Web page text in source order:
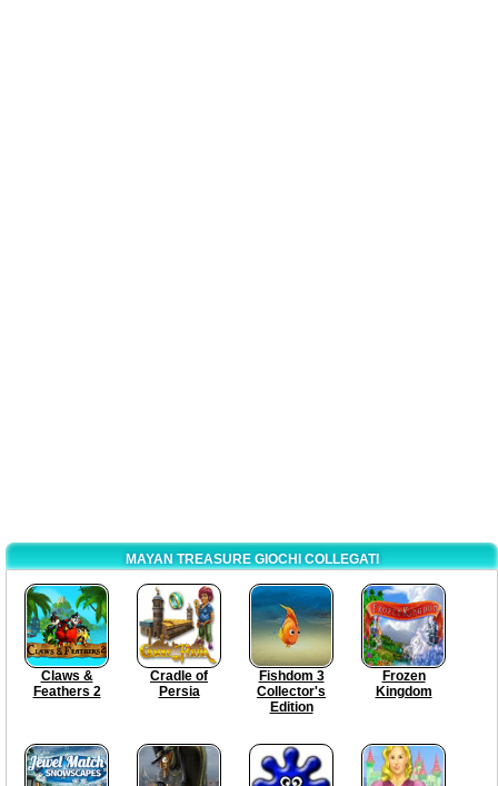
MAYAN TREASURE GIOCHI COLLEGATI
Claws &
Feathers 2
Cradle of
Persia
Fishdom 3
Collector's
Edition
Frozen
Kingdom